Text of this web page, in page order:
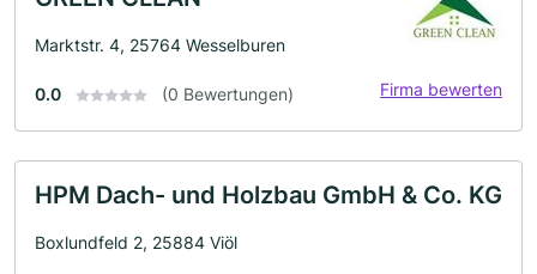
Marktstr. 4, 25764 Wesselburen
0.0 (0 Bewertungen) Firma bewerten
HPM Dach- und Holzbau GmbH & Co. KG
Boxlundfeld 2, 25884 Viöl